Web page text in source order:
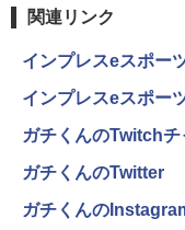
by
￥
版
関連リンク
インプレスeスポー
インプレスeスポー
ガチくんのTwitchチ
ガチくんのTwitter
ガチくんの